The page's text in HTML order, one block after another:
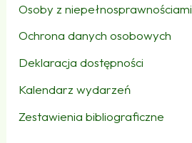
Osoby z niepełnosprawnościami
Ochrona danych osobowych
Deklaracja dostępności
Kalendarz wydarzeń
Zestawienia bibliograficzne